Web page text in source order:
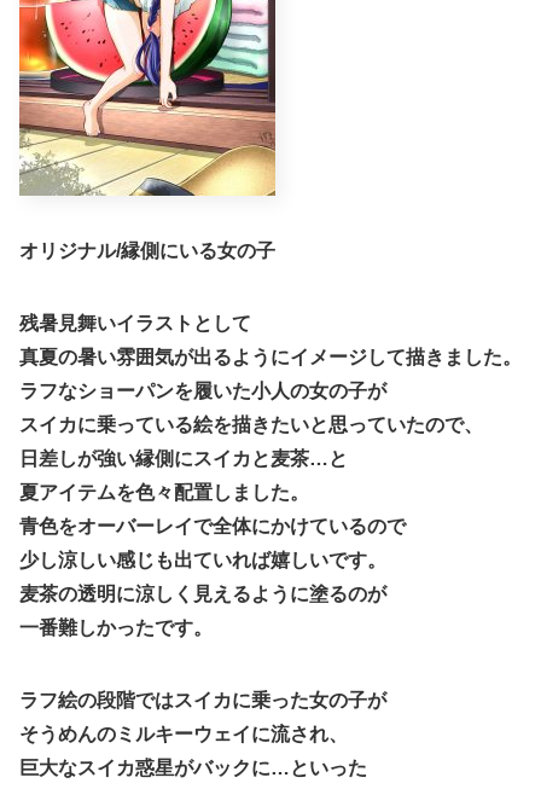
オリジナル/縁側にいる女の子
残暑見舞いイラストとして
真夏の暑い雰囲気が出るようにイメージして描きました。
ラフなショーパンを履いた小人の女の子が
スイカに乗っている絵を描きたいと思っていたので、
日差しが強い縁側にスイカと麦茶…と
夏アイテムを色々配置しました。
青色をオーバーレイで全体にかけているので
少し涼しい感じも出ていれば嬉しいです。
麦茶の透明に涼しく見えるように塗るのが
一番難しかったです。
ラフ絵の段階ではスイカに乗った女の子が
そうめんのミルキーウェイに流され、
巨大なスイカ惑星がバックに…といった